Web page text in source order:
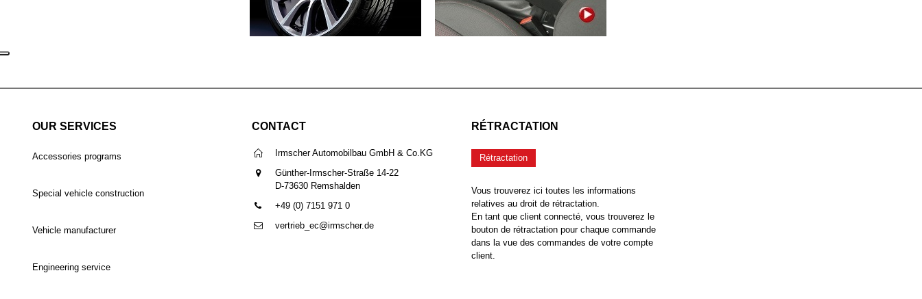
OUR SERVICES
Accessories programs
Special vehicle construction
Vehicle manufacturer
Engineering service
CONTACT
Irmscher Automobilbau GmbH & Co.KG
Günther-Irmscher-Straße 14-22
D-73630 Remshalden
+49 (0) 7151 971 0
vertrieb_ec@irmscher.de
RÉTRACTATION
Rétractation
Vous trouverez ici toutes les informations
relatives au droit de rétractation.
En tant que client connecté, vous trouverez le
bouton de rétractation pour chaque commande
dans la vue des commandes de votre compte
client.